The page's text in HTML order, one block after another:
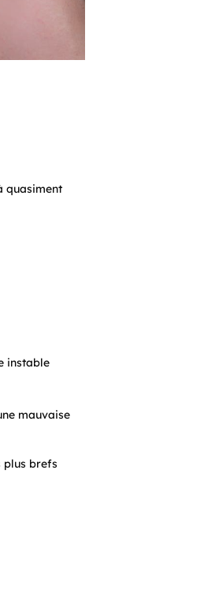
quasiment
instable
mauvaise
plus brefs